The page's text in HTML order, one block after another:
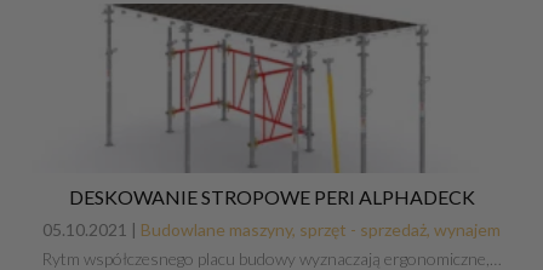
DESKOWANIE STROPOWE PERI ALPHADECK
05.10.2021 | Budowlane maszyny, sprzęt - sprzedaż, wynajem
Rytm współczesnego placu budowy wyznaczają ergonomiczne,…